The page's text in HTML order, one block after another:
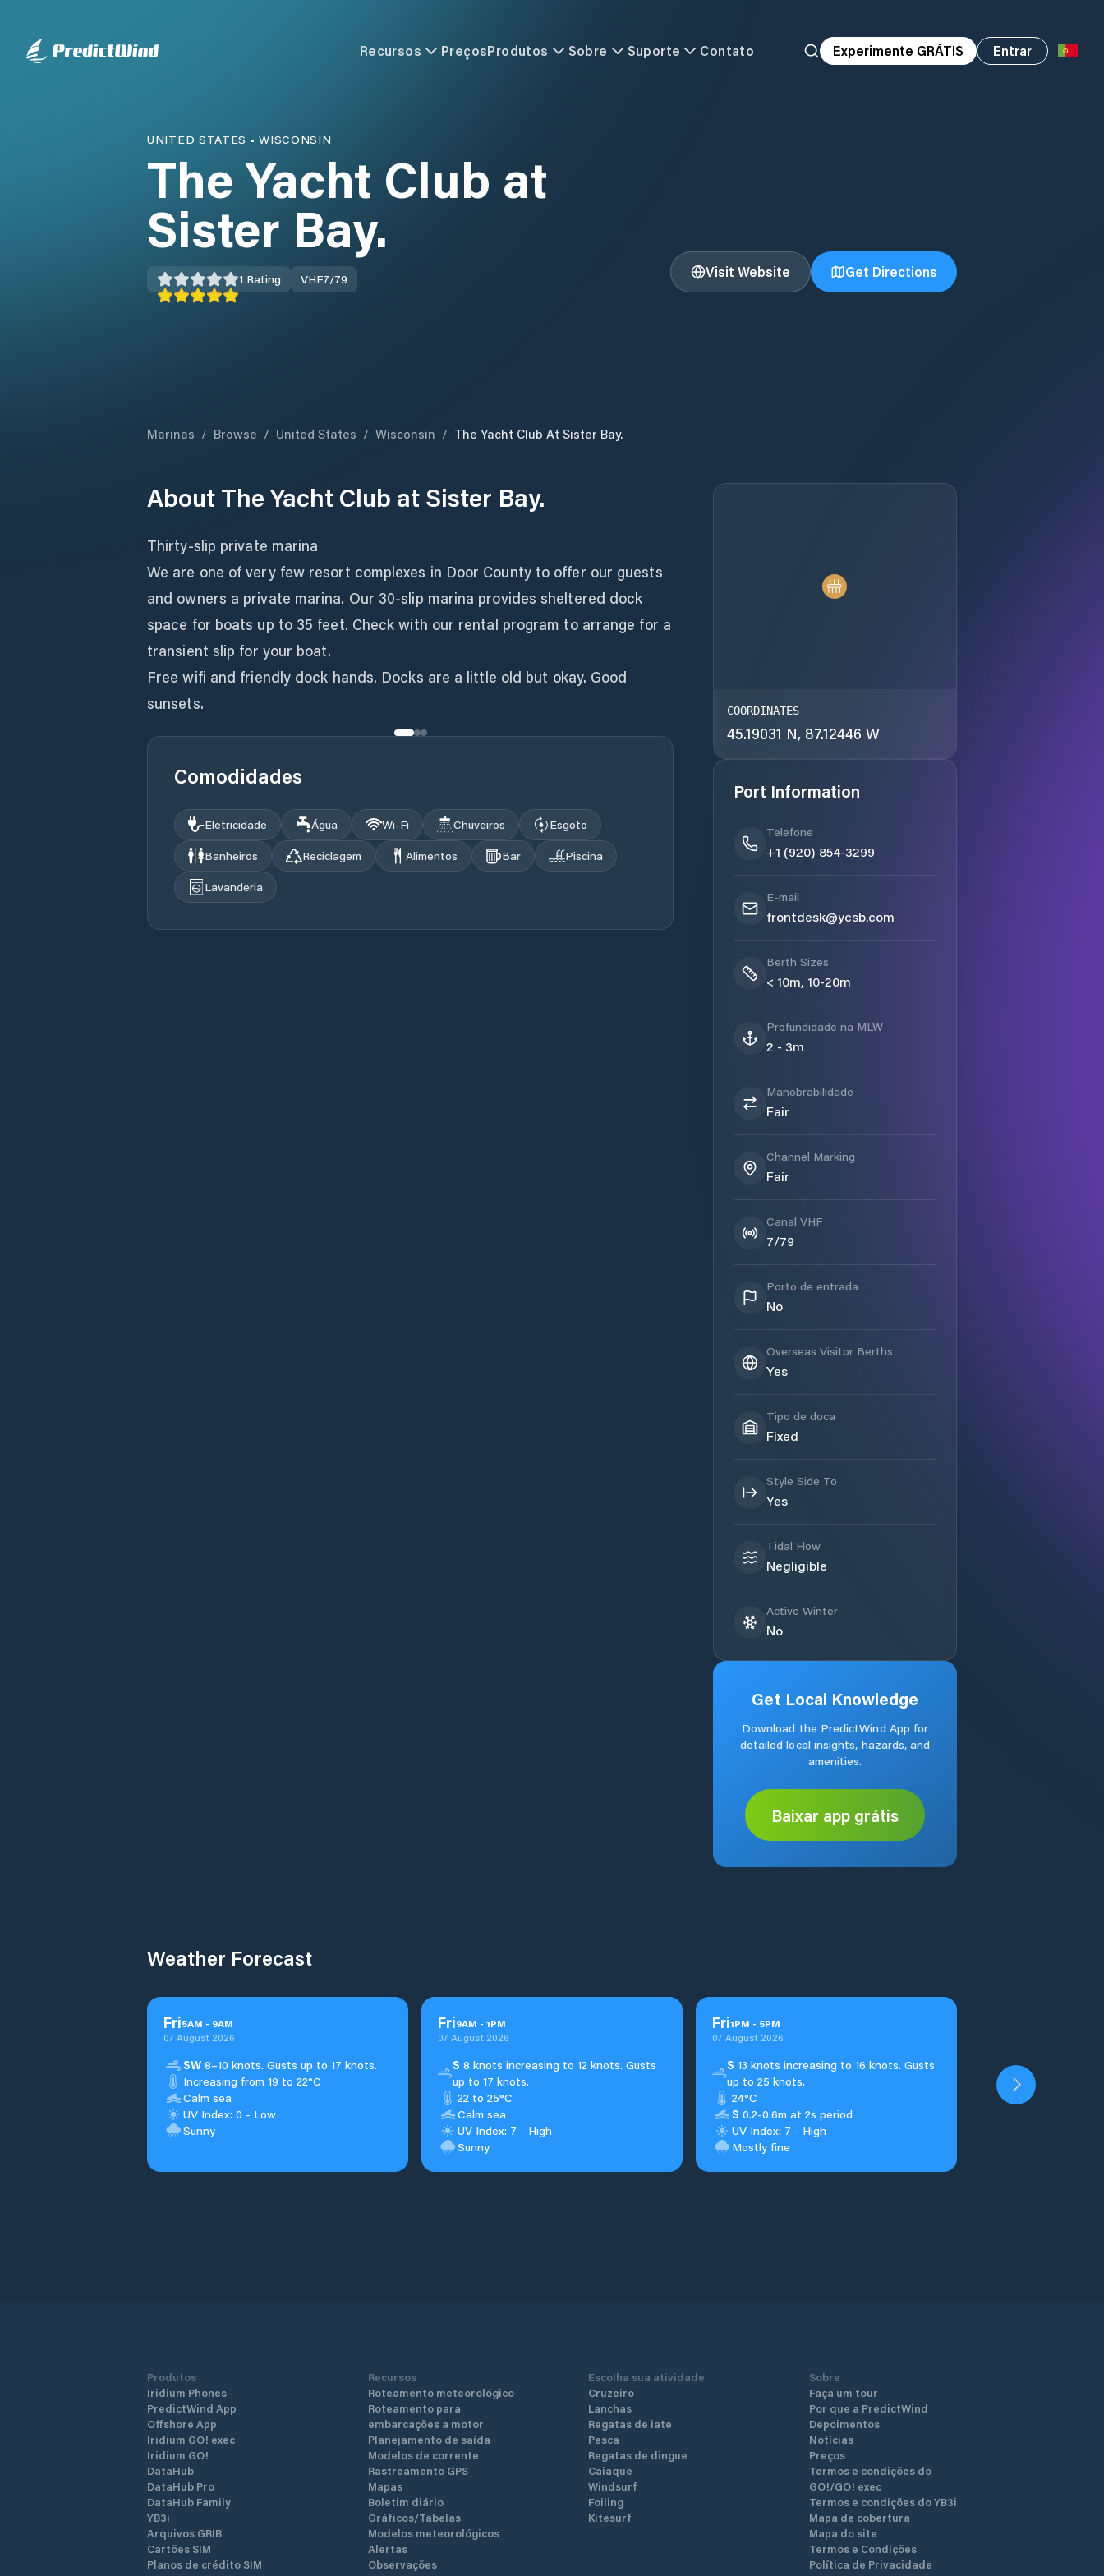
Recursos PreçosProdutos Sobre Suporte Contato Experimente GRÁTIS Entrar
UNITED STATES •WISCONSIN
The Yacht Club at
Sister Bay.
1 Rating VHF7/79 Visit Website Get Directions
Marinas / Browse / United States / Wisconsin / The Yacht Club At Sister Bay.
About The Yacht Club at Sister Bay.
Thirty-slip private marina
We are one of very few resort complexes in Door County to offer our guests
and owners a private marina. Our 30-slip marina provides sheltered dock
space for boats up to 35 feet. Check with our rental program to arrange for a
transient slip for your boat.
Free wifi and friendly dock hands. Docks are a little old but okay. Good
sunsets.
Comodidades
Eletricidade Água Wi‑Fi Chuveiros
Esgoto
Banheiros
Reciclagem Alimentos Bar
Piscina
Lavanderia
COORDINATES
45.19031 N, 87.12446 W
Port Information
Telefone
+1 (920) 854-3299
E-mail
frontdesk@ycsb.com
Berth Sizes
< 10m, 10-20m
Profundidade na MLW
2 - 3m
Manobrabilidade
Fair
Channel Marking
Fair
Canal VHF
7/79
Porto de entrada
No
Overseas Visitor Berths
Yes
Tipo de doca
Fixed
Style Side To
Yes
Tidal Flow
Negligible
Active Winter
No
Get Local Knowledge
Download the PredictWind App for
detailed local insights, hazards, and
amenities.
Baixar app grátis
Weather Forecast
Fri5AM - 9AM
07 August 2026
SW 8–10 knots. Gusts up to 17 knots.
Increasing from 19 to 22°C
Calm sea
UV Index: 0 - Low
Sunny
Fri9AM - 1PM
07 August 2026
S 8 knots increasing to 12 knots. Gusts
up to 17 knots.
22 to 25°C
Calm sea
UV Index: 7 - High
Sunny
Fri1PM - 5PM
07 August 2026
S 13 knots increasing to 16 knots. Gusts
up to 25 knots.
24°C
S 0.2-0.6m at 2s period
UV Index: 7 - High
Mostly fine
Produtos
Iridium Phones
PredictWind App
Offshore App
Iridium GO! exec
Iridium GO!
DataHub
DataHub Pro
DataHub Family
YB3i
Arquivos GRIB
Cartões SIM
Planos de crédito SIM
Recursos
Roteamento meteorológico
Roteamento para
embarcações a motor
Planejamento de saída
Modelos de corrente
Rastreamento GPS
Mapas
Boletim diário
Gráficos/Tabelas
Modelos meteorológicos
Alertas
Observações
Escolha sua atividade
Cruzeiro
Lanchas
Regatas de iate
Pesca
Regatas de dingue
Caiaque
Windsurf
Foiling
Kitesurf
Sobre
Faça um tour
Por que a PredictWind
Depoimentos
Notícias
Preços
Termos e condições do
GO!/GO! exec
Termos e condições do YB3i
Mapa de cobertura
Mapa do site
Termos e Condições
Política de Privacidade